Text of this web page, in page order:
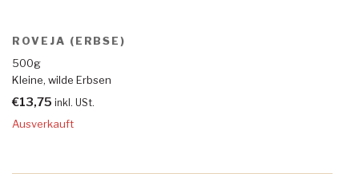
ROVEJA (ERBSE)
500g
Kleine, wilde Erbsen
€13,75 inkl. USt.
Ausverkauft